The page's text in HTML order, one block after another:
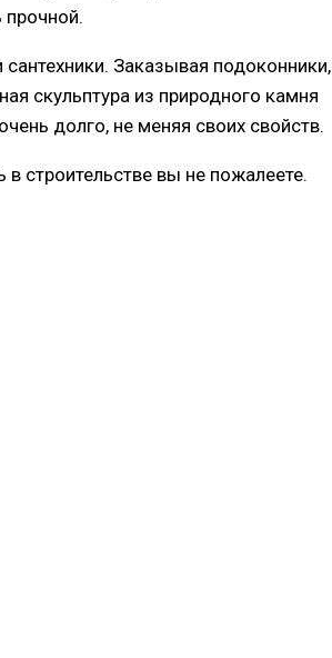
Заказывая подоконники,
скульптура из природного камня
долго, не меняя своих свойств.
строительстве вы не пожалеете.